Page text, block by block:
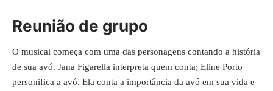
Reunião de grupo
O musical começa com uma das personagens contando a história
de sua avó. Jana Figarella interpreta quem conta; Eline Porto
personifica a avó. Ela conta a importância da avó em sua vida e